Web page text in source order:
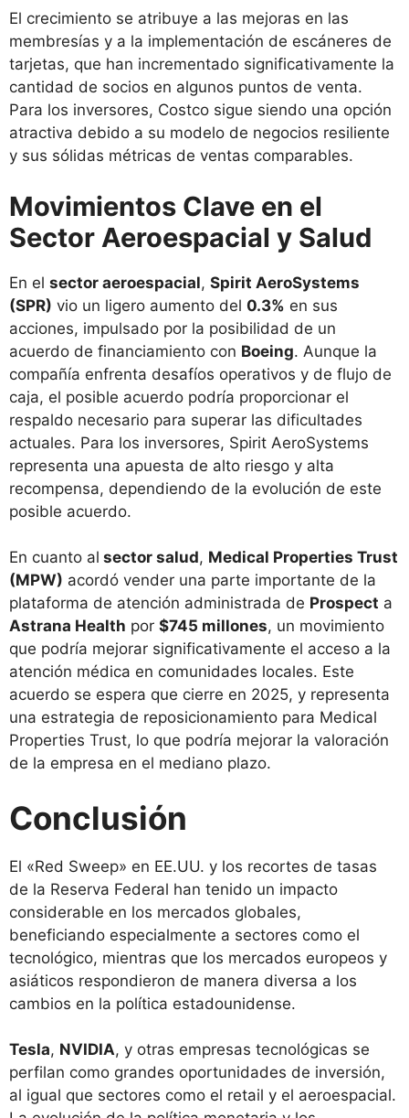
El crecimiento se atribuye a las mejoras en las
membresías y a la implementación de escáneres de
tarjetas, que han incrementado significativamente la
cantidad de socios en algunos puntos de venta.
Para los inversores, Costco sigue siendo una opción
atractiva debido a su modelo de negocios resiliente
y sus sólidas métricas de ventas comparables.
Movimientos Clave en el
Sector Aeroespacial y Salud
En el sector aeroespacial, Spirit AeroSystems
(SPR) vio un ligero aumento del 0.3% en sus
acciones, impulsado por la posibilidad de un
acuerdo de financiamiento con Boeing. Aunque la
compañía enfrenta desafíos operativos y de flujo de
caja, el posible acuerdo podría proporcionar el
respaldo necesario para superar las dificultades
actuales. Para los inversores, Spirit AeroSystems
representa una apuesta de alto riesgo y alta
recompensa, dependiendo de la evolución de este
posible acuerdo.
En cuanto al sector salud, Medical Properties Trust
(MPW) acordó vender una parte importante de la
plataforma de atención administrada de Prospect a
Astrana Health por $745 millones, un movimiento
que podría mejorar significativamente el acceso a la
atención médica en comunidades locales. Este
acuerdo se espera que cierre en 2025, y representa
una estrategia de reposicionamiento para Medical
Properties Trust, lo que podría mejorar la valoración
de la empresa en el mediano plazo.
Conclusión
El «Red Sweep» en EE.UU. y los recortes de tasas
de la Reserva Federal han tenido un impacto
considerable en los mercados globales,
beneficiando especialmente a sectores como el
tecnológico, mientras que los mercados europeos y
asiáticos respondieron de manera diversa a los
cambios en la política estadounidense.
Tesla, NVIDIA, y otras empresas tecnológicas se
perfilan como grandes oportunidades de inversión,
al igual que sectores como el retail y el aeroespacial.